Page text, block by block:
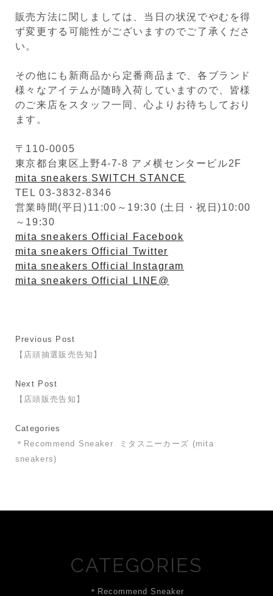
販売方法に関しましては、当日の状況でやむを得
ず変更する可能性がございますのでご了承くださ
い。
その他にも新商品から定番商品まで、各ブランド
様々なアイテムが随時入荷していますので、皆様
のご来店をスタッフ一同、心よりお待ちしており
ます。
〒110-0005
東京都台東区上野4-7-8 アメ横センタービル2F
mita sneakers SWITCH STANCE
TEL 03-3832-8346
営業時間(平日)11:00～19:30 (土日・祝日)10:00
～19:30
mita sneakers Official Facebook
mita sneakers Official Twitter
mita sneakers Official Instagram
mita sneakers Official LINE@
Previous Post
【店頭抽選販売告知】
Next Post
【店頭販売告知】
Categories
＊Recommend Sneaker
ミタスニーカーズ (mita
sneakers)
CATEGORIES
＊Recommend Sneaker